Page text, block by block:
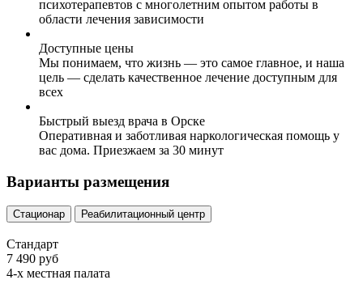
психотерапевтов с многолетним опытом работы в
области лечения зависимости
Доступные цены
Мы понимаем, что жизнь — это самое главное, и наша
цель — сделать качественное лечение доступным для
всех
Быстрый выезд врача в Орске
Оперативная и заботливая наркологическая помощь у
вас дома. Приезжаем за 30 минут
Варианты размещения
Стационар Реабилитационный центр
Стандарт
7 490 руб
4-х местная палата